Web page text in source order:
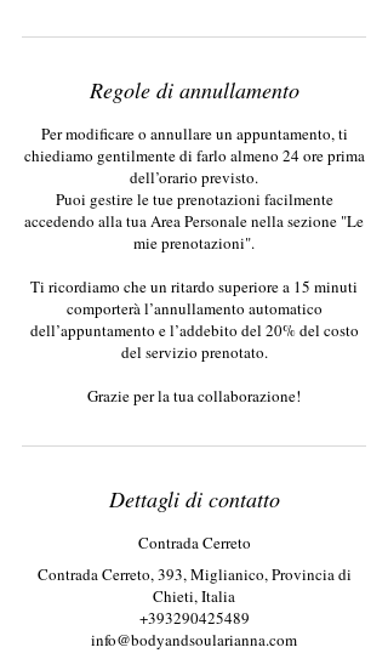
Regole di annullamento
Per modificare o annullare un appuntamento, ti
chiediamo gentilmente di farlo almeno 24 ore prima
dell’orario previsto.
Puoi gestire le tue prenotazioni facilmente
accedendo alla tua Area Personale nella sezione "Le
mie prenotazioni".
Ti ricordiamo che un ritardo superiore a 15 minuti
comporterà l’annullamento automatico
dell’appuntamento e l’addebito del 20% del costo
del servizio prenotato.
Grazie per la tua collaborazione!
Dettagli di contatto
Contrada Cerreto
Contrada Cerreto, 393, Miglianico, Provincia di
Chieti, Italia
+393290425489
info@bodyandsoularianna.com